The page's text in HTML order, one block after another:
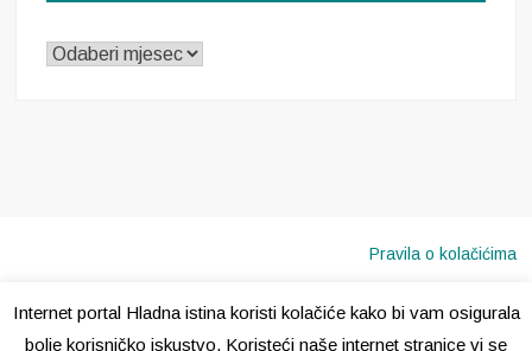
ARHIVA
Pravila o kolačićima
Internet portal Hladna istina koristi kolačiće kako bi vam osigurala
bolje korisničko iskustvo. Koristeći naše internet stranice vi se
Copyright © 2020 · Sva prava pridržana · Hladna Istina